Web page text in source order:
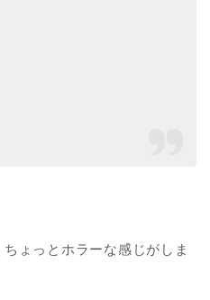
ょっとホラーな感じがしま